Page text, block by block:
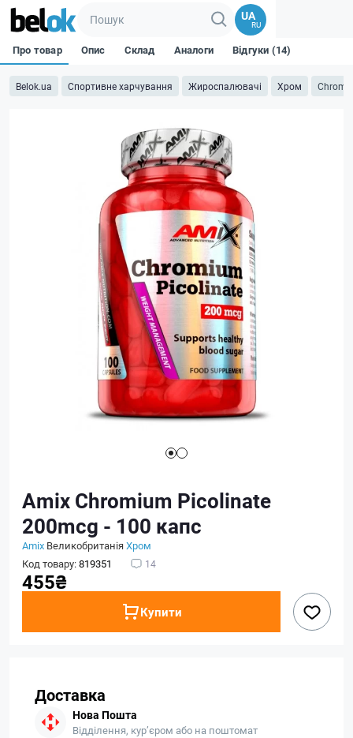
UA
RU
Belok.ua Спортивне харчування Жироспалювачі Хром
Про товар Опис Склад Аналоги Відгуки (14)
Amix Chromium Picolinate
200mcg - 100 капс
Amix ВеликобританіяХром
Код товару:819351 14
455₴
Купити
Доставка
Нова Пошта
Відділення, кур’єром або на поштомат